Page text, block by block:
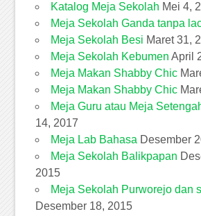
Katalog Meja Sekolah Mei 4,
Meja Sekolah Ganda tanpa
Meja Sekolah Besi Maret 31,
Meja Sekolah Kebumen April
Meja Makan Shabby Chic
Meja Makan Shabby Chic
Meja Guru atau Meja
14, 2017
Meja Lab Bahasa Desember
Meja Sekolah Balikpapan
2015
Meja Sekolah Purworejo dan
Desember 18, 2015